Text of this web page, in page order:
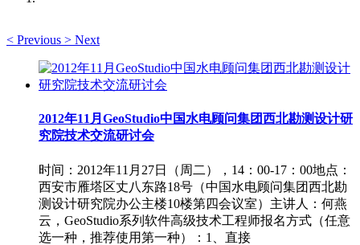
< Previous > Next
2012年11月GeoStudio中国水电顾问集团西北勘测设计研
究院技术交流研讨会
时间：2012年11月27日（周二），14：00-17：00地点：
西安市雁塔区丈八东路18号（中国水电顾问集团西北勘
测设计研究院办公主楼10楼第四会议室）主讲人：何燕
云，GeoStudio系列软件高级技术工程师报名方式（任意
选一种，推荐使用第一种）：1、直接